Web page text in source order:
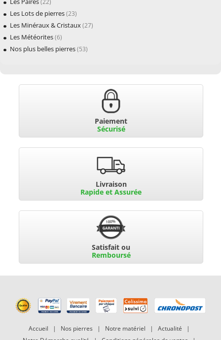
Les Lots de pierres(23)
Les Minéraux & Cristaux(27)
Les Météorites(6)
Nos plus belles pierres(53)
Paiement
Sécurisé
Livraison
Rapide et Assurée
Satisfait ou
Remboursé
Accueil | Nos pierres | Notre matériel | Actualité |